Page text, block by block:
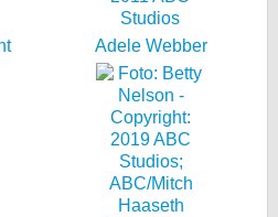
Adele Webber